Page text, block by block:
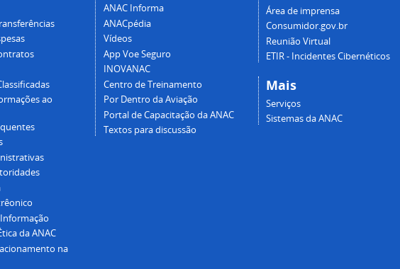
ao
da ANAC
na
ANAC Informa
ANACpédia
Vídeos
App Voe Seguro
INOVANAC
Centro de Treinamento
Por Dentro da Aviação
Portal de Capacitação da ANAC
Textos para discussão
Área de imprensa
Consumidor.gov.br
Reunião Virtual
ETIR - Incidentes Cibernéticos
Mais
Serviços
Sistemas da ANAC